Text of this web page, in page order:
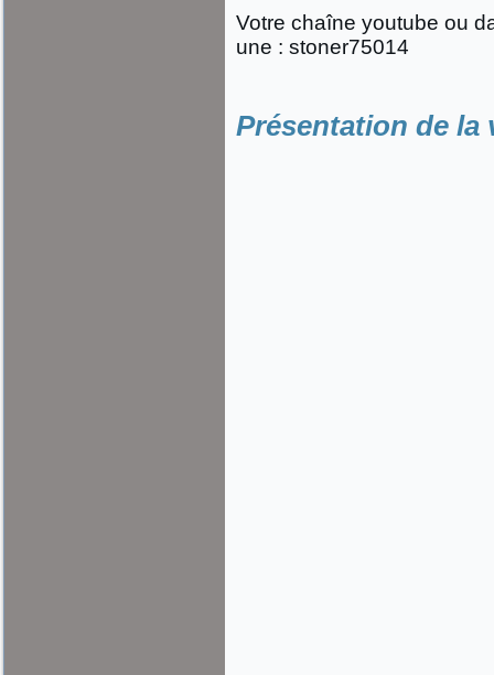
Votre chaîne youtube ou
une : stoner75014
Présentation de la